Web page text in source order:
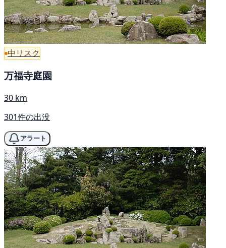
中リスク
万福寺庭園
30 km
301件の出没
アラート